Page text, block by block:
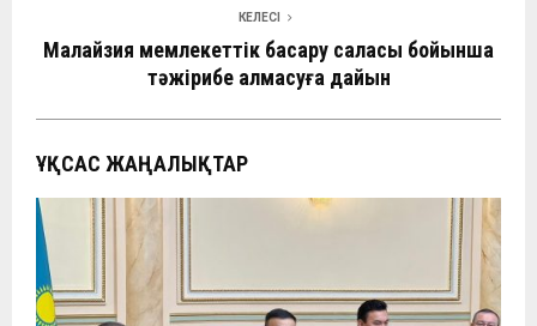
КЕЛЕСІ
Малайзия мемлекеттік басқару саласы бойынша
тәжірибе алмасуға дайын
ҰҚСАС ЖАҢАЛЫҚТАР